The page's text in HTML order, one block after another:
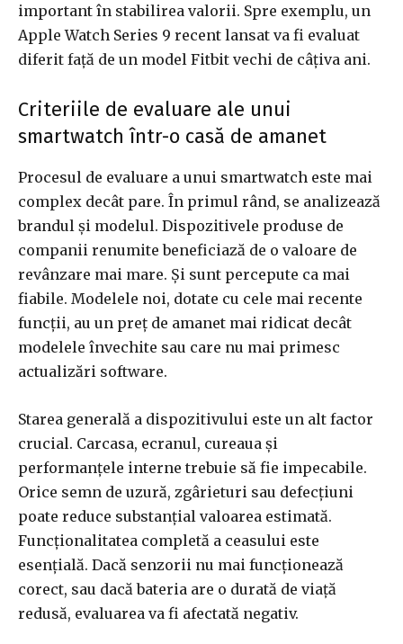
important în stabilirea valorii. Spre exemplu, un
Apple Watch Series 9 recent lansat va fi evaluat
diferit față de un model Fitbit vechi de câțiva ani.
Criteriile de evaluare ale unui
smartwatch într-o casă de amanet
Procesul de evaluare a unui smartwatch este mai
complex decât pare. În primul rând, se analizează
brandul și modelul. Dispozitivele produse de
companii renumite beneficiază de o valoare de
revânzare mai mare. Și sunt percepute ca mai
fiabile. Modelele noi, dotate cu cele mai recente
funcții, au un preț de amanet mai ridicat decât
modelele învechite sau care nu mai primesc
actualizări software.
Starea generală a dispozitivului este un alt factor
crucial. Carcasa, ecranul, cureaua și
performanțele interne trebuie să fie impecabile.
Orice semn de uzură, zgârieturi sau defecțiuni
poate reduce substanțial valoarea estimată.
Funcționalitatea completă a ceasului este
esențială. Dacă senzorii nu mai funcționează
corect, sau dacă bateria are o durată de viață
redusă, evaluarea va fi afectată negativ.